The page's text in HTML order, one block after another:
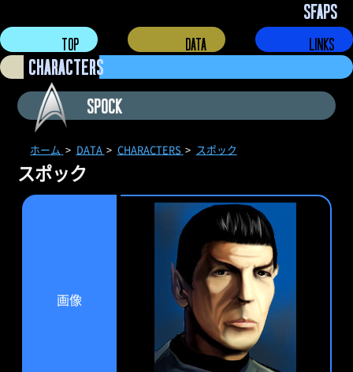
SPOCK
ホーム DATA CHARACTERS スポック
スポック
画像